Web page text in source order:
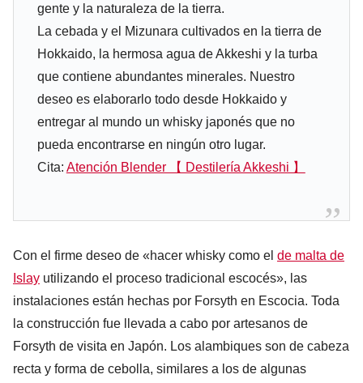
gente y la naturaleza de la tierra.
La cebada y el Mizunara cultivados en la tierra de
Hokkaido, la hermosa agua de Akkeshi y la turba
que contiene abundantes minerales. Nuestro
deseo es elaborarlo todo desde Hokkaido y
entregar al mundo un whisky japonés que no
pueda encontrarse en ningún otro lugar.
Cita: Atención Blender 【 Destilería Akkeshi 】
Con el firme deseo de «hacer whisky como el de malta de
Islay utilizando el proceso tradicional escocés», las
instalaciones están hechas por Forsyth en Escocia. Toda
la construcción fue llevada a cabo por artesanos de
Forsyth de visita en Japón. Los alambiques son de cabeza
recta y forma de cebolla, similares a los de algunas